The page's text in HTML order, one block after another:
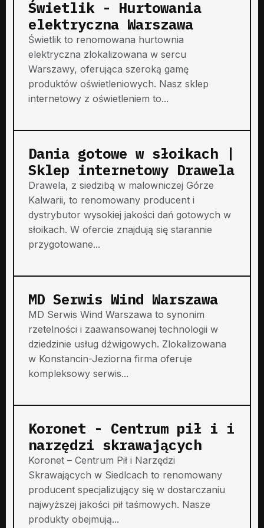
Świetlik - Hurtowania
elektryczna Warszawa
Świetlik to renomowana hurtownia
elektryczna zlokalizowana w sercu
Warszawy, oferująca szeroką gamę
produktów oświetleniowych. Nasz sklep
internetowy z oświetleniem to...
Dania gotowe w słoikach |
Sklep internetowy Drawela
Drawela, z siedzibą w malowniczej Górze
Kalwarii, to renomowany producent i
dystrybutor wysokiej jakości dań gotowych w
słoikach. W ofercie znajdują się starannie
przygotowane...
MD Serwis Wind Warszawa
MD Serwis Wind Warszawa to synonim
rzetelności i zaawansowanej technologii w
dziedzinie usług dźwigowych. Zlokalizowana
w Konstancin-Jeziorna firma oferuje
kompleksowy serwis...
Koronet - Centrum pił i i
narzędzi skrawających
Koronet – Centrum Pił i Narzędzi
Skrawających w Siedlcach to renomowany
producent specjalizujący się w dostarczaniu
najwyższej jakości pił taśmowych. Nasze
produkty obejmują...